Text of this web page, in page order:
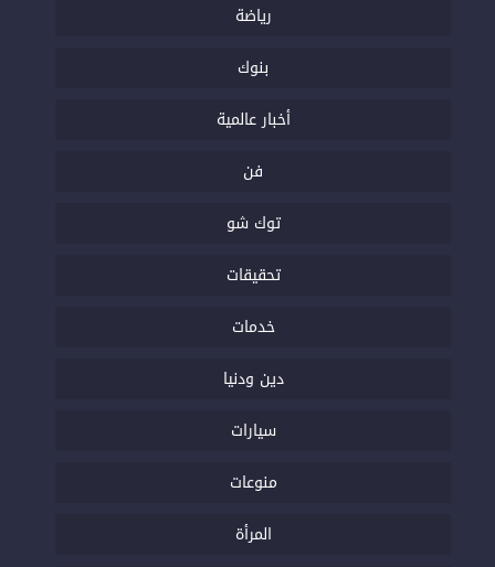
رياضة
بنوك
أخبار عالمية
فن
توك شو
تحقيقات
خدمات
دين ودنيا
سيارات
منوعات
المرأة